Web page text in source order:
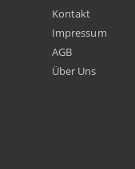
Kontakt
Impressum
AGB
Über Uns